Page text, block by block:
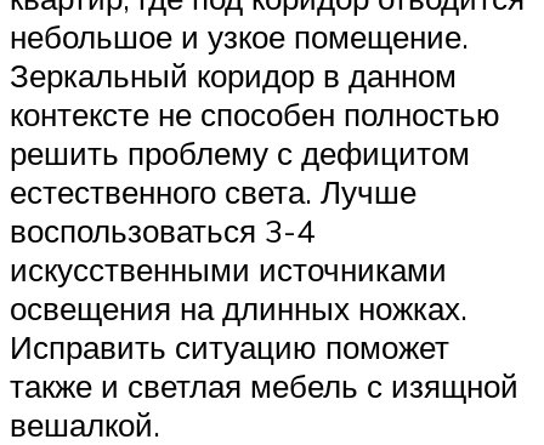
небольшое и узкое помещение.
Зеркальный коридор в данном
контексте не способен полностью
решить проблему с дефицитом
естественного света. Лучше
воспользоваться 3-4
искусственными источниками
освещения на длинных ножках.
Исправить ситуацию поможет
также и светлая мебель с изящной
вешалкой.